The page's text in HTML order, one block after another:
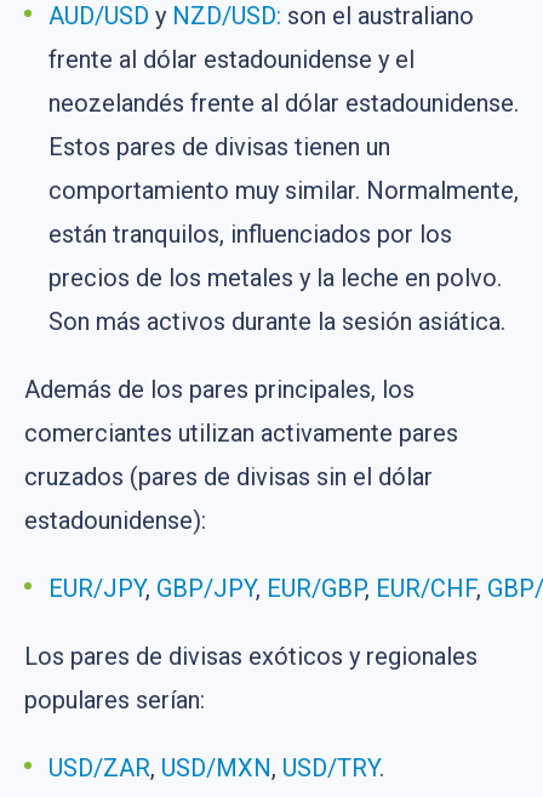
AUD/USD y NZD/USD: son el australiano
frente al dólar estadounidense y el
neozelandés frente al dólar estadounidense.
Estos pares de divisas tienen un
comportamiento muy similar. Normalmente,
están tranquilos, influenciados por los
precios de los metales y la leche en polvo.
Son más activos durante la sesión asiática.
Además de los pares principales, los
comerciantes utilizan activamente pares
cruzados (pares de divisas sin el dólar
estadounidense):
EUR/JPY, GBP/JPY, EUR/GBP, EUR/CHF,
Los pares de divisas exóticos y regionales
populares serían:
USD/ZAR, USD/MXN, USD/TRY.